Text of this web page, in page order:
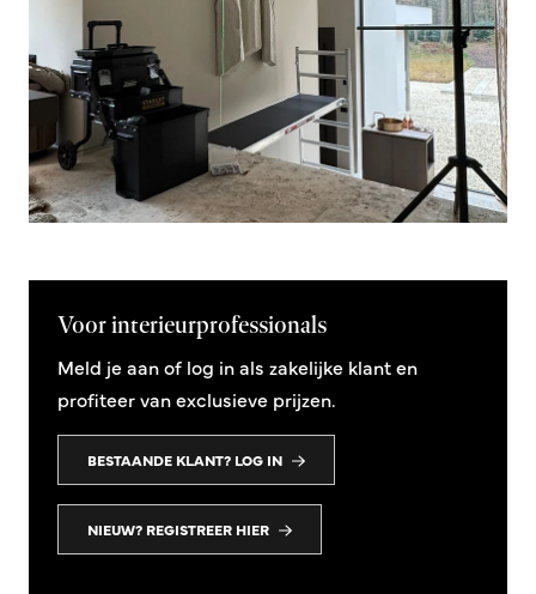
Voor interieurprofessionals
Meld je aan of log in als zakelijke klant en
profiteer van exclusieve prijzen.
BESTAANDE KLANT? LOG IN
NIEUW? REGISTREER HIER